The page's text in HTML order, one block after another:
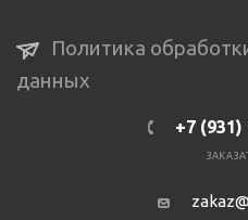
Политика
данных
+7